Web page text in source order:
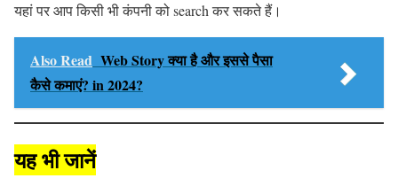
यहां पर आप किसी भी कंपनी को search कर सकते हैं।
Also Read Web Story क्या है और इससे पैसा
कैसे कमाएं? in 2024?
यह भी जानें